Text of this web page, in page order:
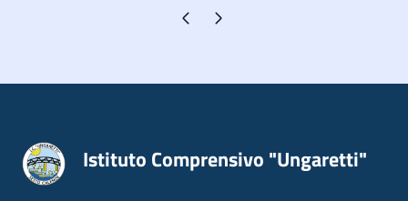
Pagina precedente
Pagina successiva
Istituto Comprensivo "Ungaretti"